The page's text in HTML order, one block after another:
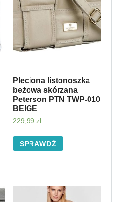
Pleciona listonoszka
beżowa skórzana
Peterson PTN TWP-010
BEIGE
229,99 zł
SPRAWDŹ